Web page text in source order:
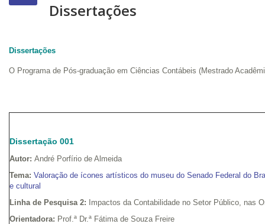
Dissertações
Dissertações
O Programa de Pós-graduação em Ciências Contábeis (Mestrado
Dissertação 001
Autor: André Porfírio de Almeida
Tema: Valoração de ícones artísticos do museu do Senado Federal do
e cultural
Linha de Pesquisa 2: Impactos da Contabilidade no Setor Público, nas
Orientadora: Prof.ª Dr.ª Fátima de Souza Freire